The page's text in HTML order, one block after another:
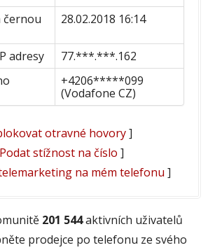
černou
28.02.2018 16:14
adresy
77.***.***.162
+4206*****099
(Vodafone CZ)
otravné hovory]
Podat stížnost na číslo ]
na mém telefonu ]
201 544aktivních uživatelů
prodejce po telefonu ze svého